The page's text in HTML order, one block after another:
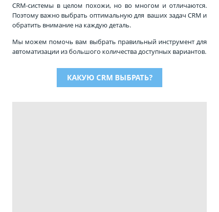
CRM-системы в целом похожи, но во многом и отличаются.
Поэтому важно выбрать оптимальную для ваших задач CRM и
обратить внимание на каждую деталь.
Мы можем помочь вам выбрать правильный инструмент для
автоматизации из большого количества доступных вариантов.
КАКУЮ CRM ВЫБРАТЬ?